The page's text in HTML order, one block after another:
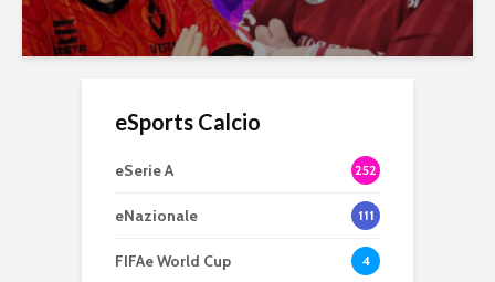
eSports Calcio
eSerie A 252
eNazionale 111
FIFAe World Cup 4